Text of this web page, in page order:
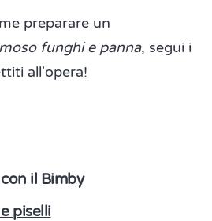
preparare un
funghi e panna, segui i
all'opera!
il Bimby
piselli